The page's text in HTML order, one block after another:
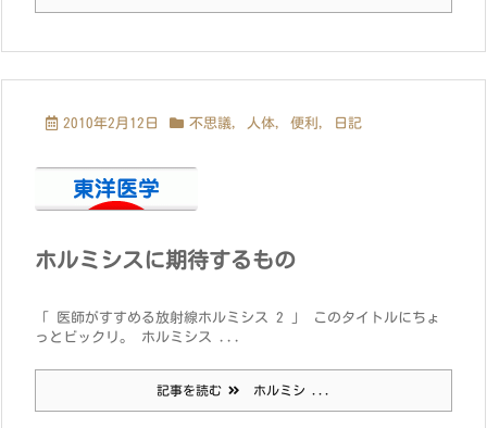
2010年2月12日 不思議, 人体, 便利 , 日記
ホルミシスに期待するもの
「 医師がすすめる放射線ホルミシス 2 」 このタイトルにちょ
っとビックリ。 ホルミシス ...
記事を読む ホルミシ ...